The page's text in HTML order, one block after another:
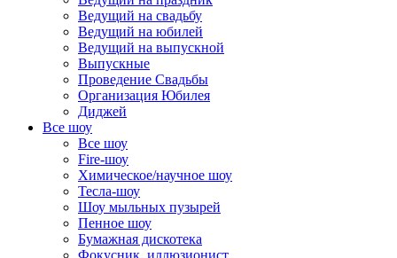
Ведущий на свадьбу
Ведущий на юбилей
Ведущий на выпускной
Выпускные
Проведение Свадьбы
Организация Юбилея
Диджей
Все шоу
Все шоу
Fire-шоу
Химическое/научное шоу
Тесла-шоу
Шоу мыльных пузырей
Пенное шоу
Бумажная дискотека
Фокусник, иллюзионист